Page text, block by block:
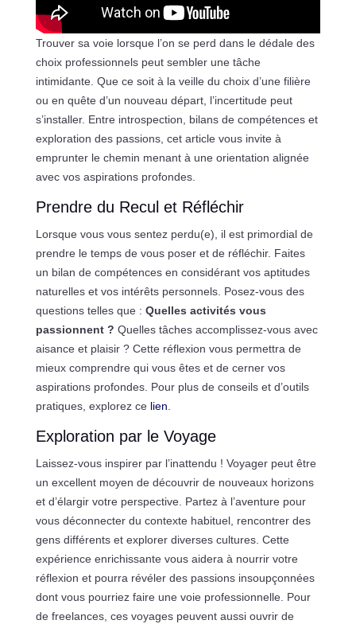
Trouver sa voie lorsque l’on se perd dans le dédale des
choix professionnels peut sembler une tâche
intimidante. Que ce soit à la veille du choix d’une filière
ou en quête d’un nouveau départ, l’incertitude peut
s’installer. Entre introspection, bilans de compétences et
exploration des passions, cet article vous invite à
emprunter le chemin menant à une orientation alignée
avec vos aspirations profondes.
Prendre du Recul et Réfléchir
Lorsque vous vous sentez perdu(e), il est primordial de
prendre le temps de vous poser et de réfléchir. Faites
un bilan de compétences en considérant vos aptitudes
naturelles et vos intérêts personnels. Posez-vous des
questions telles que : Quelles activités vous
passionnent ? Quelles tâches accomplissez-vous avec
aisance et plaisir ? Cette réflexion vous permettra de
mieux comprendre qui vous êtes et de cerner vos
aspirations profondes. Pour plus de conseils et d’outils
pratiques, explorez ce lien
Exploration par le Voyage
Laissez-vous inspirer par l’inattendu ! Voyager peut être
un excellent moyen de découvrir de nouveaux horizons
et d’élargir votre perspective. Partez à l’aventure pour
vous déconnecter du contexte habituel, rencontrer des
gens différents et explorer diverses cultures. Cette
expérience enrichissante vous aidera à nourrir votre
réflexion et pourra révéler des passions insoupçonnées
dont vous pourriez faire une voie professionnelle. Pour
de freelances, ces voyages peuvent aussi ouvrir de